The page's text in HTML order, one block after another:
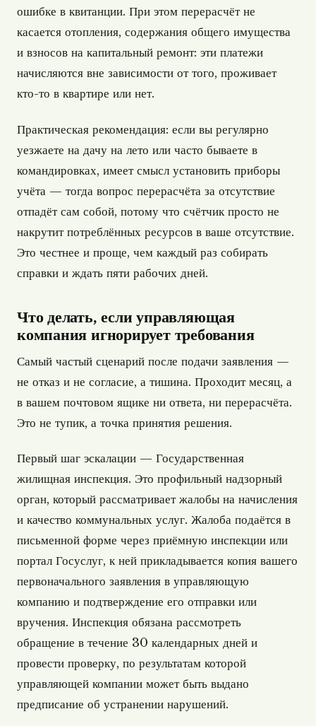
ошибке в квитанции. При этом перерасчёт не
касается отопления, содержания общего имущества
и взносов на капитальный ремонт: эти платежи
начисляются вне зависимости от того, проживает
кто-то в квартире или нет.
Практическая рекомендация: если вы регулярно
уезжаете на дачу на лето или часто бываете в
командировках, имеет смысл установить приборы
учёта — тогда вопрос перерасчёта за отсутствие
отпадёт сам собой, потому что счётчик просто не
накрутит потреблённых ресурсов в ваше отсутствие.
Это честнее и проще, чем каждый раз собирать
справки и ждать пяти рабочих дней.
Что делать, если управляющая
компания игнорирует требования
Самый частый сценарий после подачи заявления —
не отказ и не согласие, а тишина. Проходит месяц, а
в вашем почтовом ящике ни ответа, ни перерасчёта.
Это не тупик, а точка принятия решения.
Первый шаг эскалации — Государственная
жилищная инспекция. Это профильный надзорный
орган, который рассматривает жалобы на начисления
и качество коммунальных услуг. Жалоба подаётся в
письменной форме через приёмную инспекции или
портал Госуслуг, к ней прикладывается копия вашего
первоначального заявления в управляющую
компанию и подтверждение его отправки или
вручения. Инспекция обязана рассмотреть
обращение в течение 30 календарных дней и
провести проверку, по результатам которой
управляющей компании может быть выдано
предписание об устранении нарушений.